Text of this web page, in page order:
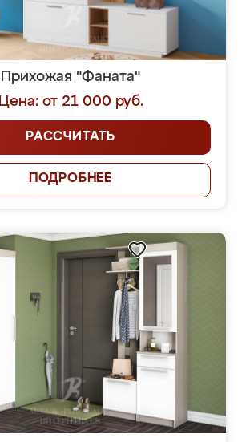
Прихожая "Фаната"
Цена: от 21 000 руб.
РАССЧИТАТЬ
ПОДРОБНЕЕ